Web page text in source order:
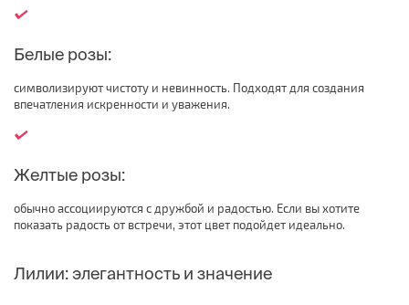
Белые розы:
символизируют чистоту и невинность. Подходят для создания
впечатления искренности и уважения.
Желтые розы:
обычно ассоциируются с дружбой и радостью. Если вы хотите
показать радость от встречи, этот цвет подойдет идеально.
Лилии: элегантность и значение